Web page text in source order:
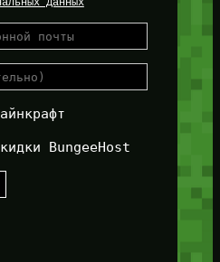
BungeeHost